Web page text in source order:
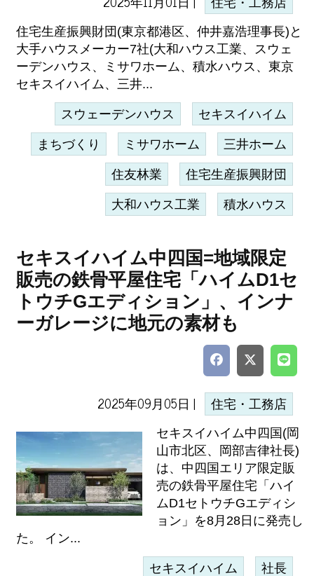
住宅・工務店
住宅生産振興財団(東京都港区、仲井嘉浩理事長)と
大手ハウスメーカー7社(大和ハウス工業、スウェ
ーデンハウス、ミサワホーム、積水ハウス、東京
セキスイハイム、三井...
スウェーデンハウス セキスイハイム
まちづくり ミサワホーム 三井ホーム
住友林業 住宅生産振興財団
大和ハウス工業 積水ハウス
セキスイハイム中四国=地域限定
販売の鉄骨平屋住宅「ハイムD1セ
トウチGエディション」、インナ
ーガレージに地元の素材も
2025年09月05日 | 住宅・工務店
セキスイハイム中四国(岡
山市北区、岡部吉律社長)
は、中四国エリア限定販
売の鉄骨平屋住宅「ハイ
ムD1セトウチGエディシ
ョン」を8月28日に発売し
た。 イン...
セキスイハイム 社長